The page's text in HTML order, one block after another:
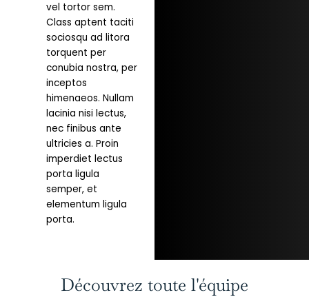
vel tortor sem.
Class aptent taciti
sociosqu ad litora
torquent per
conubia nostra, per
inceptos
himenaeos. Nullam
lacinia nisi lectus,
nec finibus ante
ultricies a. Proin
imperdiet lectus
porta ligula
semper, et
elementum ligula
porta.
Découvrez toute l'équipe